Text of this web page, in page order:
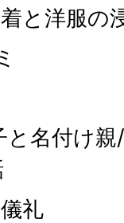
と洋服の
付け親/
礼